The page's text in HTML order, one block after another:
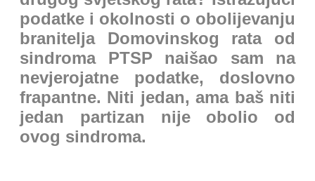
podatke i okolnosti o obolijevanju
branitelja Domovinskog rata od
sindroma PTSP naišao sam na
nevjerojatne podatke, doslovno
frapantne. Niti jedan, ama baš niti
jedan partizan nije obolio od
ovog sindroma.